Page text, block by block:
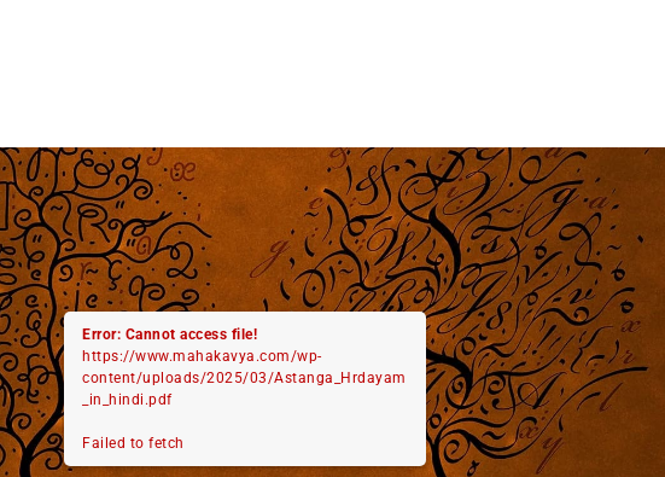
Error: Cannot access file!
https://www.mahakavya.com/wp-
content/uploads/2025/03/Astanga_Hrdayam
_in_hindi.pdf
Failed to fetch